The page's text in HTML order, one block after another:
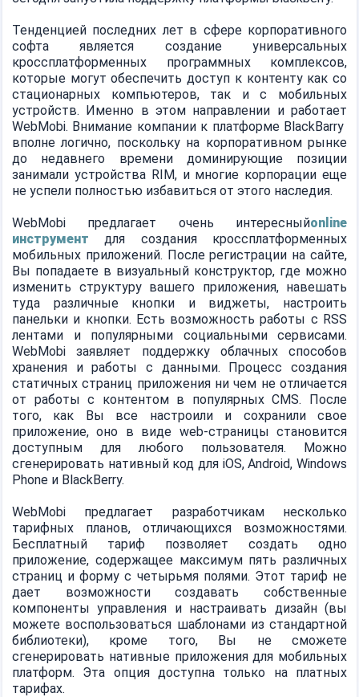
Тенденцией последних лет в сфере корпоративного
софта является создание универсальных
кроссплатформенных программных комплексов,
которые могут обеспечить доступ к контенту как со
стационарных компьютеров, так и с мобильных
устройств. Именно в этом направлении и работает
WebMobi. Внимание компании к платформе BlackBarry
вполне логично, поскольку на корпоративном рынке
до недавнего времени доминирующие позиции
занимали устройства RIM, и многие корпорации еще
не успели полностью избавиться от этого наследия.
WebMobi предлагает очень интересныйonline
инструмент для создания кроссплатформенных
мобильных приложений. После регистрации на сайте,
Вы попадаете в визуальный конструктор, где можно
изменить структуру вашего приложения, навешать
туда различные кнопки и виджеты, настроить
панельки и кнопки. Есть возможность работы с RSS
лентами и популярными социальными сервисами.
WebMobi заявляет поддержку облачных способов
хранения и работы с данными. Процесс создания
статичных страниц приложения ни чем не отличается
от работы с контентом в популярных CMS. После
того, как Вы все настроили и сохранили свое
приложение, оно в виде web-страницы становится
доступным для любого пользователя. Можно
сгенерировать нативный код для iOS, Android, Windows
Phone и BlackBerry.
WebMobi предлагает разработчикам несколько
тарифных планов, отличающихся возможностями.
Бесплатный тариф позволяет создать одно
приложение, содержащее максимум пять различных
страниц и форму с четырьмя полями. Этот тариф не
дает возможности создавать собственные
компоненты управления и настраивать дизайн (вы
можете воспользоваться шаблонами из стандартной
библиотеки), кроме того, Вы не сможете
сгенерировать нативные приложения для мобильных
платформ. Эта опция доступна только на платных
тарифах.